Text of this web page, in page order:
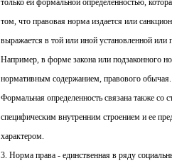
только ей формальной определенностью,
том, что правовая норма издается или
выражается в той или иной установленной
Например, в форме закона или подзаконного
нормативным содержанием, правового обычая.
Формальная определенность связана также со
специфическим внутренним строением и ее
характером.
3. Норма права - единственная в ряду